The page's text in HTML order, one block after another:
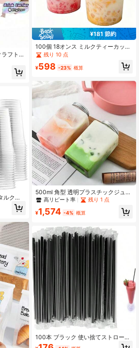
フト
イクア
ヒーシ
ックに
クリ
、アイ
ース、
スマ
ウィ
適で
¥181 節約
100個 18オンス ミルクティーカップ
蓋とストロー付き、透明使い捨てコ
ーヒーカップ 飲料カップ、ミルクテ
ィー、コーヒー、冷たい飲み物、フ
まり、パーティー、アウトドア活動
に最適、アウトドア飲料カップ
残り 10 点
¥598 -23% 概算
500ml 角型 透明プラスチックジュー
スボトル、フレッシュパッケージに
適しています、アルミキャップ付き
高リピート率 残り 1 点
¥1,574 -4% 概算
100本 ブラック 使い捨てストロー
(カラープラスチックスロー、PPスト